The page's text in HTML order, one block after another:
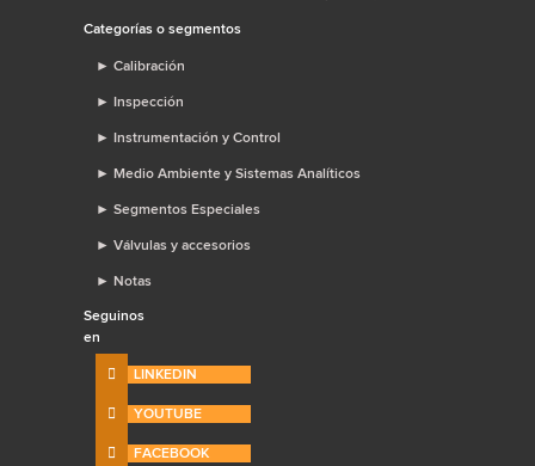
Categorías o segmentos
► Calibración
► Inspección
► Instrumentación y Control
► Medio Ambiente y Sistemas Analíticos
► Segmentos Especiales
► Válvulas y accesorios
► Notas
Seguinos
en
LINKEDIN
YOUTUBE
FACEBOOK